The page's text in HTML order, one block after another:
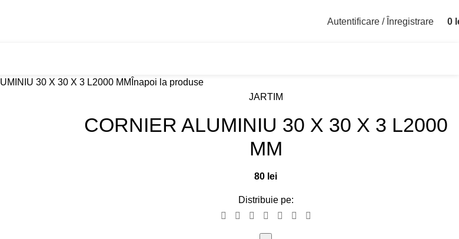
Autentificare / Înregistrare 0
30 X 30 X 3 L2000 MM Înapoi la produse
JARTIM
CORNIER ALUMINIU 30 X 30 X 3 L2000
MM
80 lei
Distribuie pe: